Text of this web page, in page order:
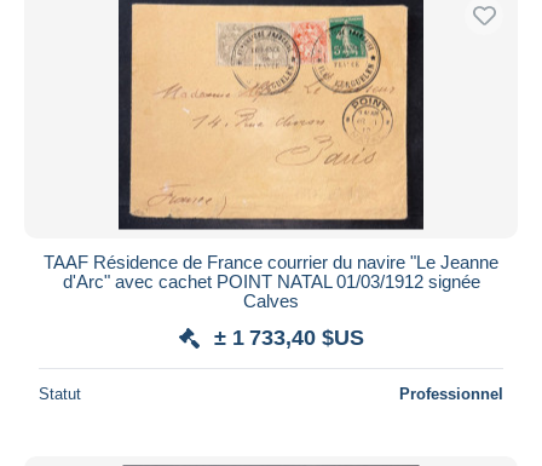
TAAF Résidence de France courrier du navire "Le Jeanne
d'Arc" avec cachet POINT NATAL 01/03/1912 signée
Calves
± 1 733,40 $US
Statut Professionnel